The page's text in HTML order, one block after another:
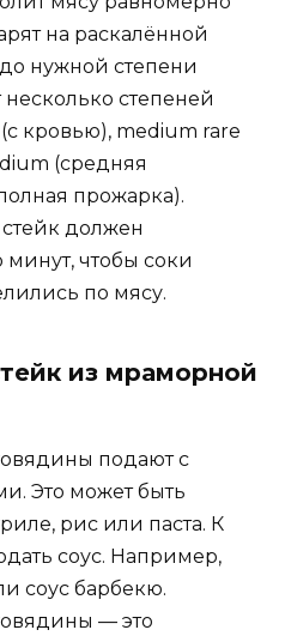
на раскалённой
нужной степени
степеней
кровью), medium rare
(средняя
прожарка).
должен
минут, чтобы соки
по мясу.
из мраморной
подают с
Это может быть
рис или паста. К
соус. Например,
соус барбекю.
— это